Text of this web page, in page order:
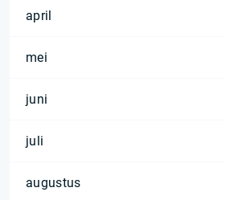
april
mei
juni
juli
augustus